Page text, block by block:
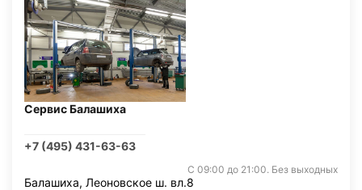
Сервис Балашиха
+7 (495) 431-63-63
С 09:00 до 21:00. Без выходных
Балашиха, Леоновское ш. вл.8